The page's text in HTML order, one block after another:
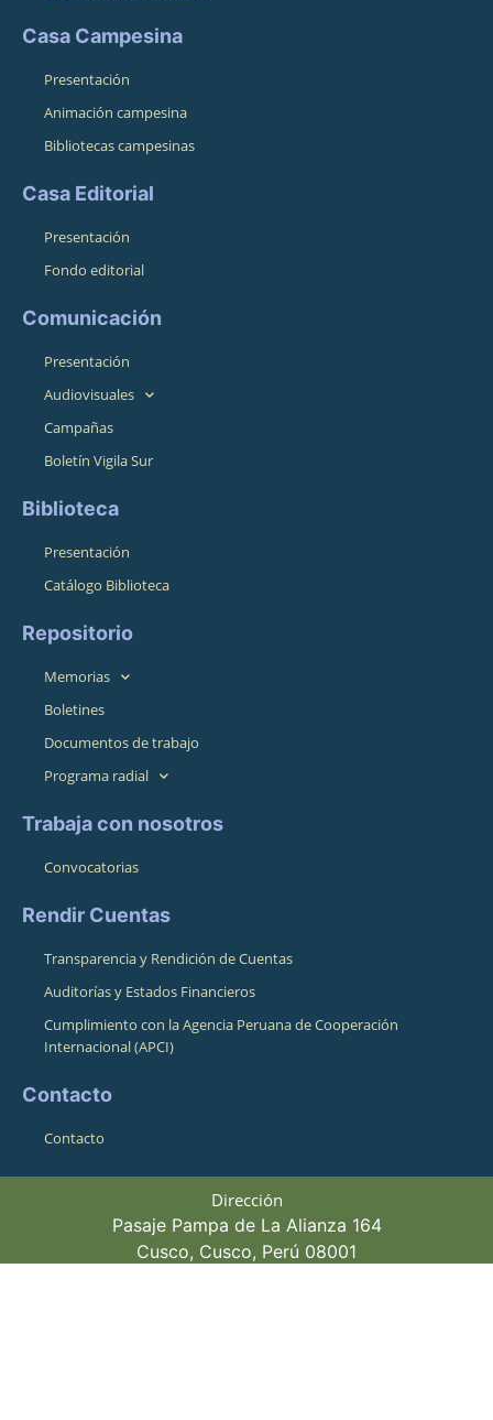
Casa Campesina
Presentación
Animación campesina
Bibliotecas campesinas
Casa Editorial
Presentación
Fondo editorial
Comunicación
Presentación
Audiovisuales
Campañas
Boletín Vigila Sur
Biblioteca
Presentación
Catálogo Biblioteca
Repositorio
Memorias
Boletines
Documentos de trabajo
Programa radial
Trabaja con nosotros
Convocatorias
Rendir Cuentas
Transparencia y Rendición de Cuentas
Auditorías y Estados Financieros
Cumplimiento con la Agencia Peruana de Cooperación
Internacional (APCI)
Contacto
Contacto
Dirección
Pasaje Pampa de La Alianza 164
Cusco, Cusco, Perú 08001